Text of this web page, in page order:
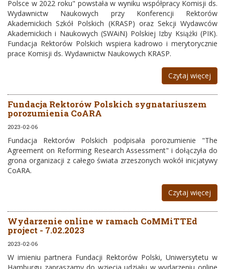
Polsce w 2022 roku" powstała w wyniku współpracy Komisji ds.
Wydawnictw Naukowych przy Konferencji Rektorów
Akademickich Szkół Polskich (KRASP) oraz Sekcji Wydawców
Akademickich i Naukowych (SWAiN) Polskiej Izby Książki (PIK).
Fundacja Rektorów Polskich wspiera kadrowo i merytorycznie
prace Komisji ds. Wydawnictw Naukowych KRASP.
Czytaj więcej
Fundacja Rektorów Polskich sygnatariuszem
porozumienia CoARA
2023-02-06
Fundacja Rektorów Polskich podpisała porozumienie "The
Agreement on Reforming Research Assessment" i dołączyła do
grona organizacji z całego świata zrzeszonych wokół inicjatywy
CoARA.
Czytaj więcej
Wydarzenie online w ramach CoMMiTTEd
project - 7.02.2023
2023-02-06
W imieniu partnera Fundacji Rektorów Polski, Uniwersytetu w